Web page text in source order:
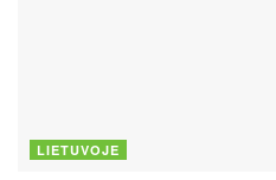
LIETUVOJE